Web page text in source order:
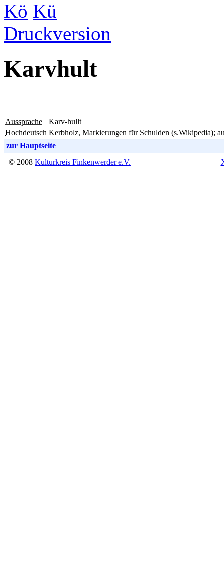
Kö Kü
Druckversion
Karvhult
Aussprache
Karv-hullt
Hochdeutsch Kerbholz, Markierungen für Schulden (s.Wikipedia);
zur Hauptseite
© 2008 Kulturkreis Finkenwerder e.V.